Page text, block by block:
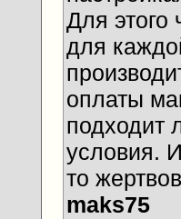
Для этого
для
оплаты
подходит
условия.
то
maks75